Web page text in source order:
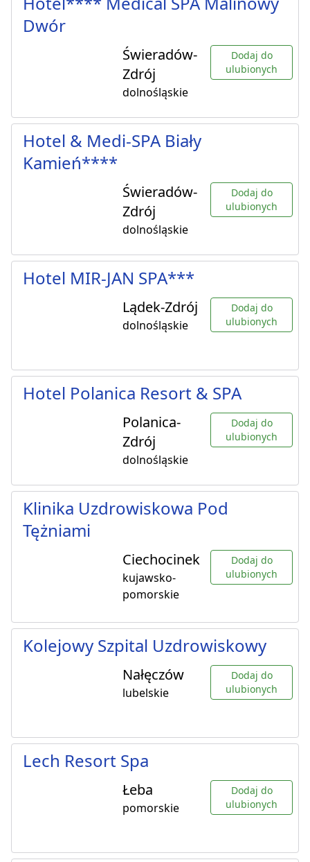
Dwór
Świeradów-
Zdrój
dolnośląskie
Dodaj do
ulubionych
Hotel & Medi-SPA Biały
Kamień****
Świeradów-
Zdrój
dolnośląskie
Dodaj do
ulubionych
Hotel MIR-JAN SPA***
Lądek-Zdrój
dolnośląskie
Dodaj do
ulubionych
Hotel Polanica Resort & SPA
Polanica-
Zdrój
dolnośląskie
Dodaj do
ulubionych
Klinika Uzdrowiskowa Pod
Tężniami
Ciechocinek
kujawsko-
pomorskie
Dodaj do
ulubionych
Kolejowy Szpital Uzdrowiskowy
Nałęczów
lubelskie
Dodaj do
ulubionych
Lech Resort Spa
Łeba
pomorskie
Dodaj do
ulubionych